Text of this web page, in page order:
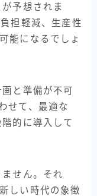
予想されま
担軽減、生産性
能になるでしょ
と準備が不可
せて、最適な
的に導入して
せん。それ
しい時代の象徴